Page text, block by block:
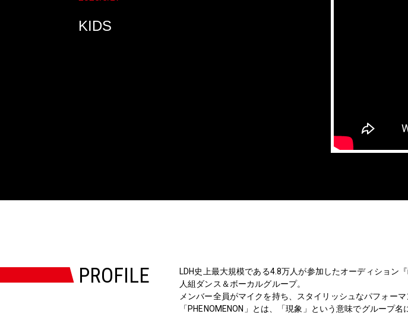
KIDS
PROFILE
LDH史上最大規模である4.8万人が参加したオーディション
⼈組ダンス＆ボーカルグループ。
メンバー全員がマイクを持ち、スタイリッシュなパフォーマ
「PHENOMENON」とは、「現象」という意味でグループ